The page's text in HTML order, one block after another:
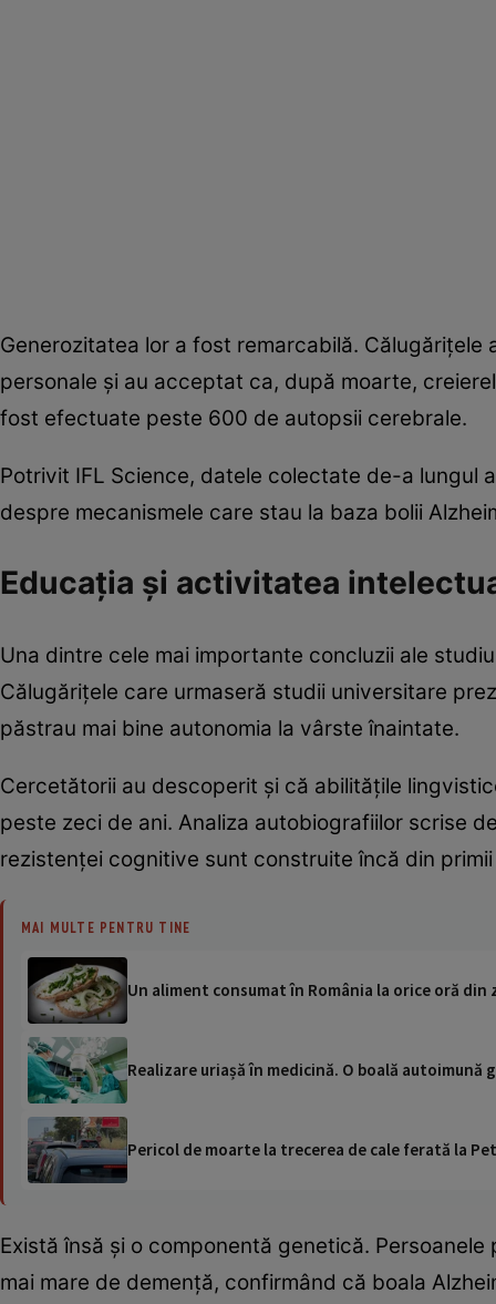
Generozitatea lor a fost remarcabilă.
personale și au acceptat ca, după moarte,
fost efectuate peste 600 de autopsii cerebrale.
Potrivit IFL Science, datele colectate de-a lungul
despre mecanismele care stau la baza bolii
Educația și activitatea
Una dintre cele mai importante concluzii ale
Călugărițele care urmaseră studii universitare
păstrau mai bine autonomia la vârste înaintate.
Cercetătorii au descoperit și că abilitățile
peste zeci de ani. Analiza autobiografiilor scrise
rezistenței cognitive sunt construite încă din
MAI MULTE PENTRU TINE
Un aliment consumat în România la orice oră din
Realizare uriașă în medicină. O boală
Pericol de moarte la trecerea de cale ferată la
Există însă și o componentă genetică.
mai mare de demență, confirmând că boala